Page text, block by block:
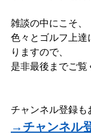
雑談の中にこそ、
色々とゴルフ上達
りますので、
是非最後までご覧
チャンネル登録も
→チャンネル